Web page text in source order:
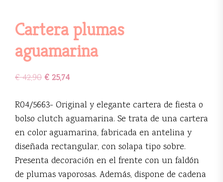
Cartera plumas
aguamarina
€42,90€25,74
R04/5663- Original y elegante cartera de fiesta o
bolso clutch aguamarina. Se trata de una cartera
en color aguamarina, fabricada en antelina y
diseñada rectangular, con solapa tipo sobre.
Presenta decoración en el frente con un faldón
de plumas vaporosas. Además, dispone de cadena